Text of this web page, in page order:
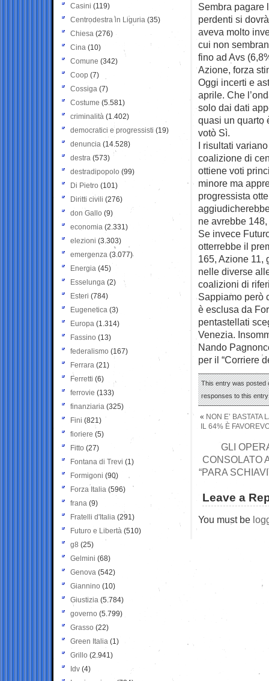
Sembra pagare
perdenti si
aveva molto
cui non
fino ad Avs
Azione, forza
Oggi incerti e
aprile. Che
solo dai dati
quasi un quarto
votò Sì.
I risultati
coalizione di
ottiene voti
minore ma
progressista
ne avrebbe
Se invece
otterrebbe il
165, Azione 11,
nelle diverse
coalizioni di
Sappiamo però
è esclusa da
pentastellati
Venezia.
Nando
per il “Corriere
This entry was posted
responses to this
« NON E’
IL 64% È
GLI
CONSOLATO
“PARA
Leave a
You must be
Casini (119)
Centrodestra in Liguria (35)
Chiesa (276)
Cina (10)
Comune (342)
Coop (7)
Cossiga (7)
Costume (5.581)
criminalità (1.402)
democratici e progressisti (19)
denuncia (14.528)
destra (573)
destradipopolo (99)
Di Pietro (101)
Diritti civili (276)
don Gallo (9)
economia (2.331)
elezioni (3.303)
emergenza (3.077)
Energia (45)
Esselunga (2)
Esteri (784)
Eugenetica (3)
Europa (1.314)
Fassino (13)
federalismo (167)
Ferrara (21)
Ferretti (6)
ferrovie (133)
finanziaria (325)
Fini (821)
fioriere (5)
Fitto (27)
Fontana di Trevi (1)
Formigoni (90)
Forza Italia (596)
frana (9)
Fratelli d'Italia (291)
Futuro e Libertà (510)
g8 (25)
Gelmini (68)
Genova (542)
Giannino (10)
Giustizia (5.784)
governo (5.799)
Grasso (22)
Green Italia (1)
Grillo (2.941)
Idv (4)